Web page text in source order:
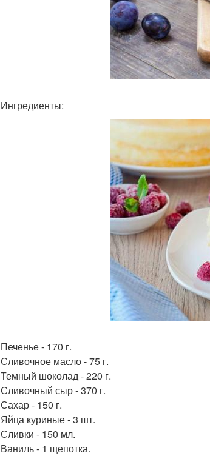
Ингредиенты:
Печенье - 170 г.
Сливочное масло - 75 г.
Темный шоколад - 220 г.
Сливочный сыр - 370 г.
Сахар - 150 г.
Яйца куриные - 3 шт.
Сливки - 150 мл.
Ваниль - 1 щепотка.